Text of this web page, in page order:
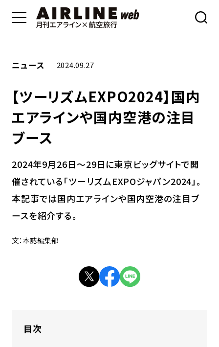
ニュース 2024.09.27
【ツーリズムEXPO2024】国内
エアラインや国内空港の注目
ブース
2024年9月26日～29日に東京ビッグサイトで開
催されている「ツーリズムEXPOジャパン2024」。
本記事では国内エアラインや国内空港の注目ブ
ースを紹介する。
文：本誌編集部
目次